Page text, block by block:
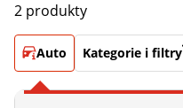
2 produkty
Auto Kategorie i filtry